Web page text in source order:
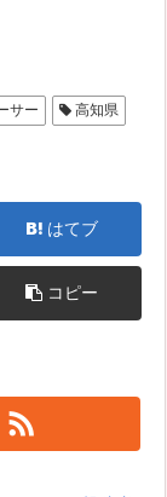
サー 高知県
はてブ
コピー